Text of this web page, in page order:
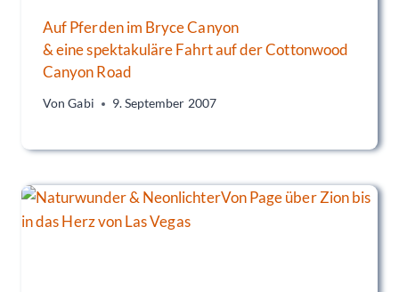
Auf Pferden im Bryce Canyon
& eine spektakuläre Fahrt auf der Cottonwood
Canyon Road
Von Gabi 9. September 2007